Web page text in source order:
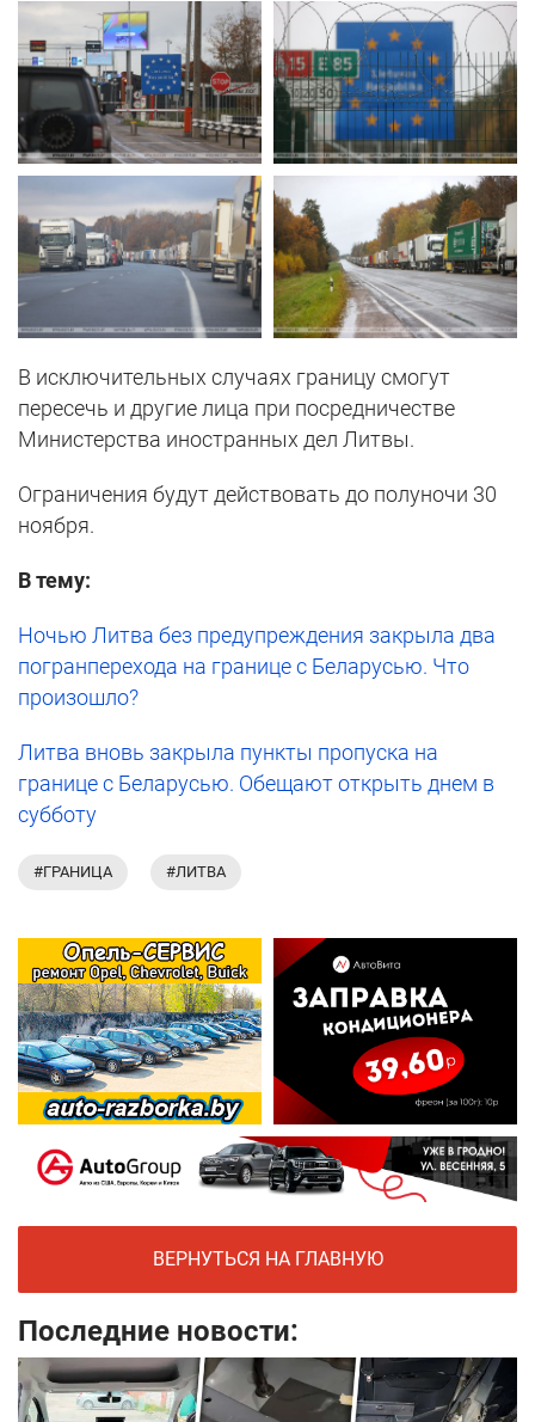
В исключительных случаях границу смогут
пересечь и другие лица при посредничестве
Министерства иностранных дел Литвы.
Ограничения будут действовать до полуночи 30
ноября.
В тему:
Ночью Литва без предупреждения закрыла два
погранперехода на границе с Беларусью. Что
произошло?
Литва вновь закрыла пункты пропуска на
границе с Беларусью. Обещают открыть днем в
субботу
#ГРАНИЦА #ЛИТВА
ВЕРНУТЬСЯ НА ГЛАВНУЮ
Последние новости: